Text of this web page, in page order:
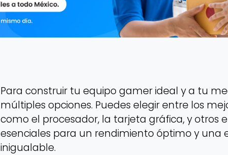
Para construir tu equipo gamer ideal y a tu
múltiples opciones. Puedes elegir entre los
como el procesador, la tarjeta gráfica, y otros
esenciales para un rendimiento óptimo y una
inigualable.